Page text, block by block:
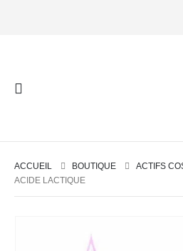
ACCUEIL BOUTIQUE
ACTIFS
ACIDE LACTIQUE